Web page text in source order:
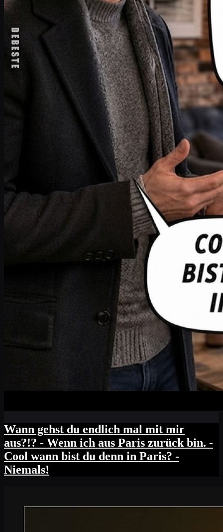
Wann gehst du endlich mal mit mir
aus?!? - Wenn ich aus Paris zurück bin. -
Cool wann bist du denn in Paris? -
Niemals!